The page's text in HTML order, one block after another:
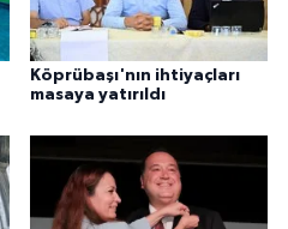
Köprübaşı'nın ihtiyaçları
masaya yatırıldı